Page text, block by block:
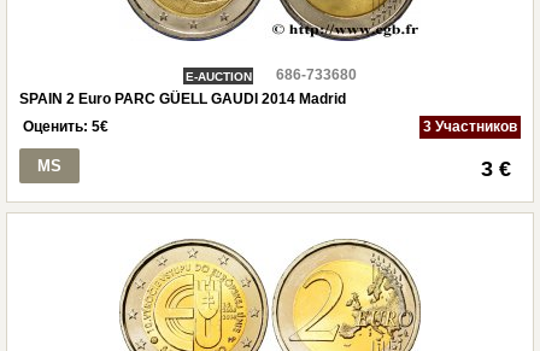
E-AUCTION
686-733680
SPAIN 2 Euro PARC GÜELL GAUDI 2014 Madrid
Оценить: 5€ 3 Участников
MS 3 €